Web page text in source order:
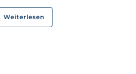
Weiterlesen